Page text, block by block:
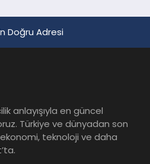
Doğru Adresi
anlayışıyla en güncel
Türkiye ve dünyadan son
teknoloji ve daha